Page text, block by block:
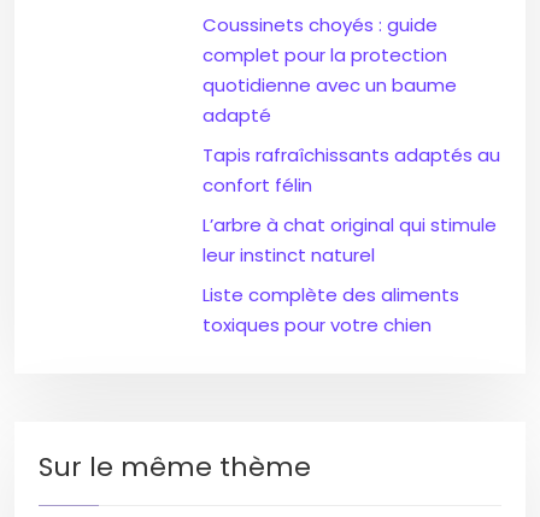
Coussinets choyés : guide
complet pour la protection
quotidienne avec un baume
adapté
Tapis rafraîchissants adaptés au
confort félin
L’arbre à chat original qui stimule
leur instinct naturel
Liste complète des aliments
toxiques pour votre chien
Sur le même thème